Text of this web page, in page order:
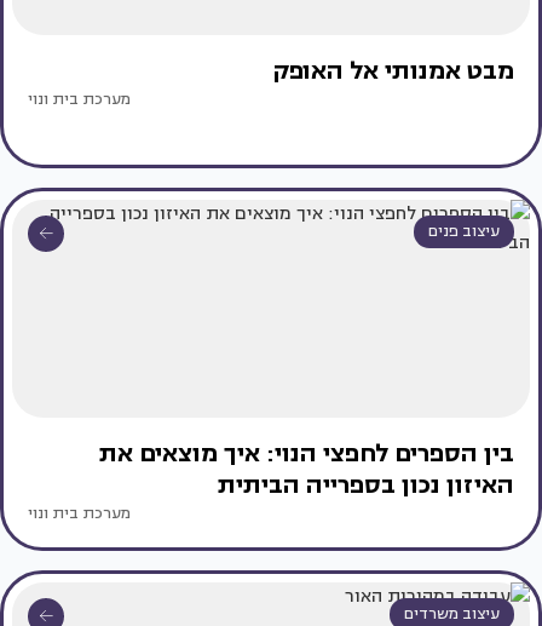
מבט אמנותי אל האופק
מערכת בית ונוי
עיצוב פנים
בין הספרים לחפצי הנוי: איך מוצאים את
האיזון נכון בספרייה הביתית
מערכת בית ונוי
עיצוב משרדים